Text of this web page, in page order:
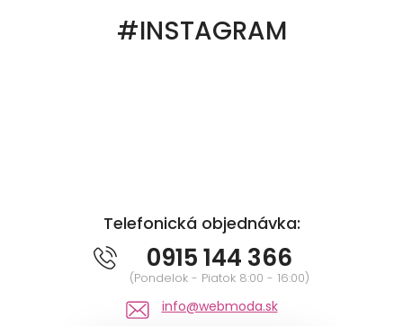
#INSTAGRAM
Telefonická objednávka:
0915 144 366
(Pondelok - Piatok 8:00 - 16:00)
info@webmoda.sk